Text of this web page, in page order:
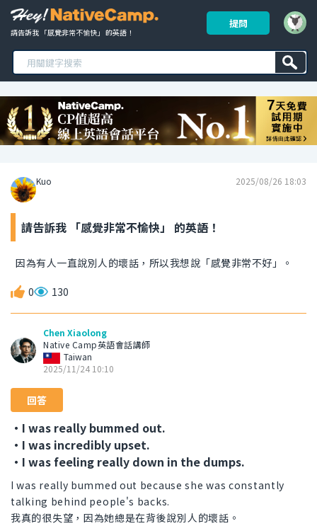
請告訴我 「感覺非常不愉快」 的英語！
提問
Kuo 2025/08/26 18:03
請告訴我 「感覺非常不愉快」 的英語！
因為有人一直說別人的壞話，所以我想說「感覺非常不好」。
0 130
Chen Xiaolong
Native Camp英語會話講師
Taiwan
2025/11/24 10:10
回答
・I was really bummed out.
・I was incredibly upset.
・I was feeling really down in the dumps.
I was really bummed out because she was constantly
talking behind people's backs.
我真的很失望，因為她總是在背後說別人的壞話。